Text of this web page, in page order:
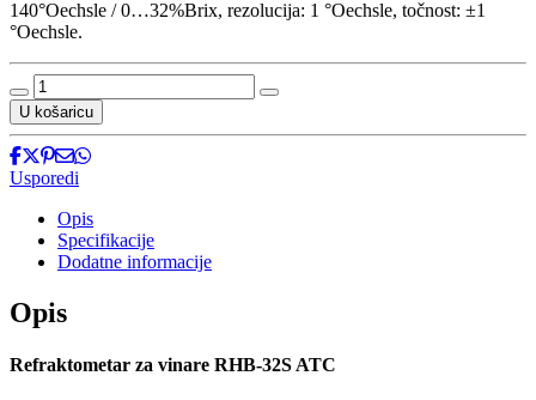
140°Oechsle / 0…32%Brix, rezolucija: 1 °Oechsle, točnost: ±1
°Oechsle.
Refraktometar
RHB-
32SATC
količina
U košaricu
Usporedi
Opis
Specifikacije
Dodatne informacije
Opis
Refraktometar za vinare RHB-32S ATC